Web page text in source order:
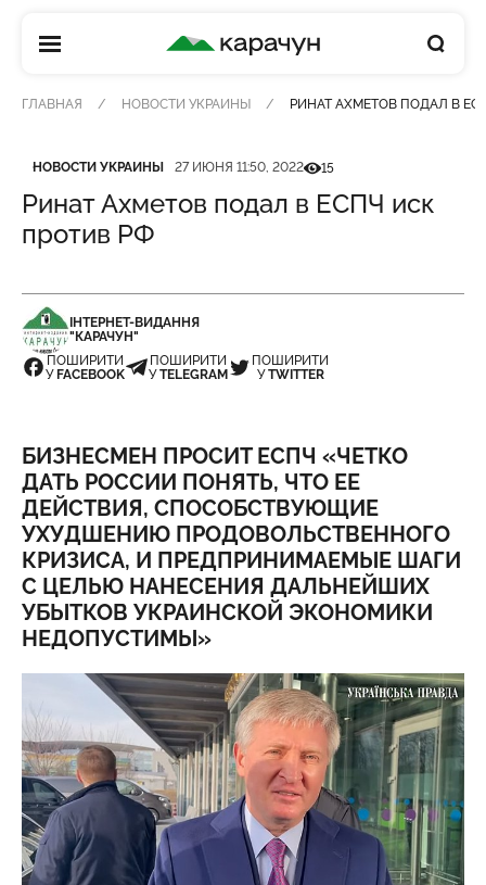
КАРАЧУН
ГЛАВНАЯ НОВОСТИ УКРАИНЫ РИНАТ АХМЕТОВ ПОДАЛ В
Категория
НОВОСТИ УКРАИНЫ
Дата публикации 27 ИЮНЯ 11:50, 2022Кількість переглядів
15
Ринат Ахметов подал в ЕСПЧ иск
против РФ
ІНТЕРНЕТ-ВИДАННЯ
"КАРАЧУН"
ПОШИРИТИ
У FACEBOOK
ПОШИРИТИ
УTELEGRAM
ПОШИРИТИ
УTWITTER
БИЗНЕСМЕН ПРОСИТ ЕСПЧ «ЧЕТКО
ДАТЬ РОССИИ ПОНЯТЬ, ЧТО ЕЕ
ДЕЙСТВИЯ, СПОСОБСТВУЮЩИЕ
УХУДШЕНИЮ ПРОДОВОЛЬСТВЕННОГО
КРИЗИСА, И ПРЕДПРИНИМАЕМЫЕ ШАГИ
С ЦЕЛЬЮ НАНЕСЕНИЯ ДАЛЬНЕЙШИХ
УБЫТКОВ УКРАИНСКОЙ ЭКОНОМИКИ
НЕДОПУСТИМЫ»